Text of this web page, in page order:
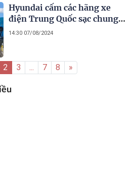
Hyundai cấm các hãng xe
điện Trung Quốc sạc chung
tại sạc công cộng
14:30 07/08/2024
2 3 ... 7 8 »